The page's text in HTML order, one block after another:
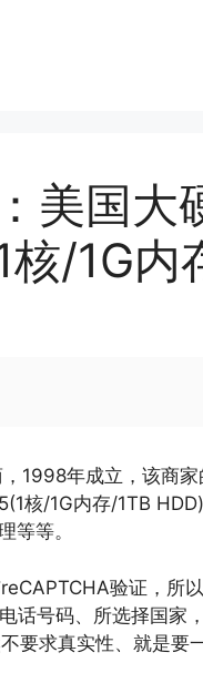
美国大
/1G内
1998年成立，该商
核/1G内存/1TB
等等。
验证，所
话号码、所选择国家
要求真实性、就是要一